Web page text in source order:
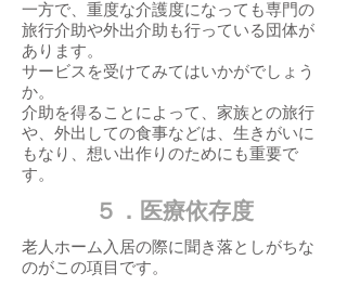
一方で、重度な介護度になっても専門の
旅行介助や外出介助も行っている団体が
あります。
サービスを受けてみてはいかがでしょう
か。
介助を得ることによって、家族との旅行
や、外出しての食事などは、生きがいに
もなり、想い出作りのためにも重要で
す。
５．医療依存度
老人ホーム入居の際に聞き落としがちな
のがこの項目です。